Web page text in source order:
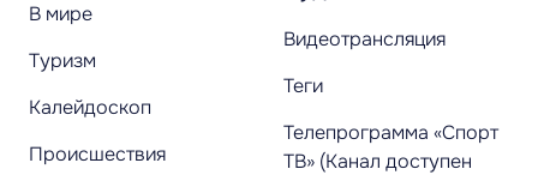
В мире
Туризм
Калейдоскоп
Происшествия
Видеотрансляция
Теги
Телепрограмма «Спорт
ТВ» (Канал доступен